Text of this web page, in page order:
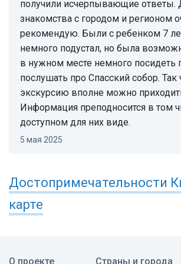
получили исчерпывающие ответы.
знакомства с городом и регионом
рекомендую. Были с ребенком 7
немного подустал, но была
в нужном месте немного посидеть
послушать про Спасский собор. Так
экскурсию вполне можно
Информация преподносится в том
доступном для них виде.
5 мая 2025
Достопримечательности
карте
О проекте Страны и города